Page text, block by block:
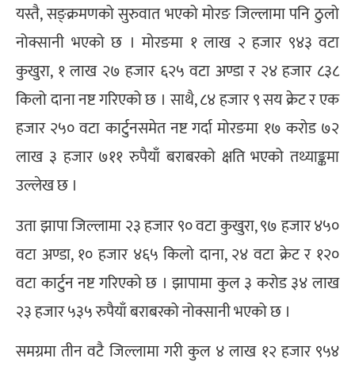
यस्तै, सङ्क्रमणको सुरुवात भएको मोरङ जिल्लामा पनि ठुलो
नोक्सानी भएको छ । मोरङमा १ लाख २ हजार ९४३ वटा
कुखुरा, १ लाख २७ हजार ६२५ वटा अण्डा र २४ हजार ८३८
किलो दाना नष्ट गरिएको छ । साथै, ८४ हजार ९ सय क्रेट र एक
हजार २५० वटा कार्टुनसमेत नष्ट गर्दा मोरङमा १७ करोड ७२
लाख ३ हजार ७११ रुपैयाँ बराबरको क्षति भएको तथ्याङ्कमा
उल्लेख छ ।
उता झापा जिल्लामा २३ हजार ९० वटा कुखुरा, ९७ हजार ४५०
वटा अण्डा, १० हजार ४६५ किलो दाना, २४ वटा क्रेट र १२०
वटा कार्टुन नष्ट गरिएको छ । झापामा कुल ३ करोड ३४ लाख
२३ हजार ५३५ रुपैयाँ बराबरको नोक्सानी भएको छ ।
समग्रमा तीन वटै जिल्लामा गरी कुल ४ लाख १२ हजार ९५४